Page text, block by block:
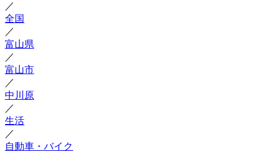
／
全国
／
富山県
／
富山市
／
中川原
／
生活
／
自動車・バイク